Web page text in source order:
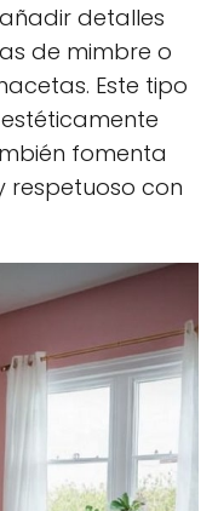
detalles
de mimbre o
Este tipo
fomenta
respetuoso con